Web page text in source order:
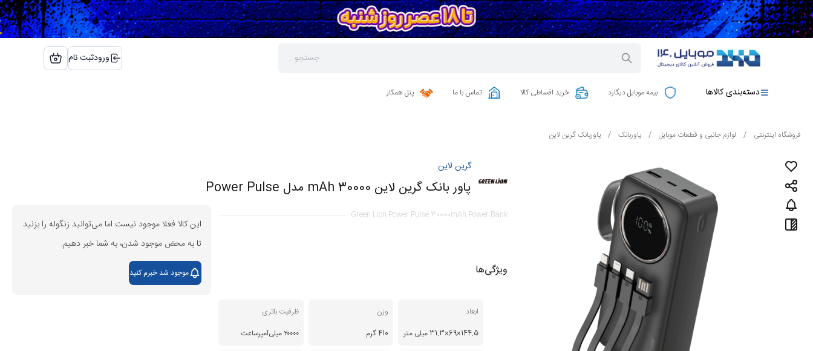
ورودثبت نام
دسته‌بندی کالاها بیمه موبایل دیگارد خرید اقساطی کالا تماس با ما پنل همکار
فروشگاه اینترنتی / لوازم جانبی و قطعات موبایل / پاوربانک / پاوربانک گرین لاین
گرین لاین
پاور بانک گرین لاین 30000 mAh مدل Power Pulse
Green Lion Power Pulse 30000mAh Power Bank
ویژگی‌ها
ابعاد
144.5×69×31.3 میلی متر
وزن
410 گرم
ظرفیت باتری
۲۰۰۰۰ میلی‌آمپرساعت
این کالا فعلا موجود نیست اما می‌توانید زنگوله را بزنید
تا به محض موجود شدن، به شما خبر دهیم.
موجود شد خبرم کنید